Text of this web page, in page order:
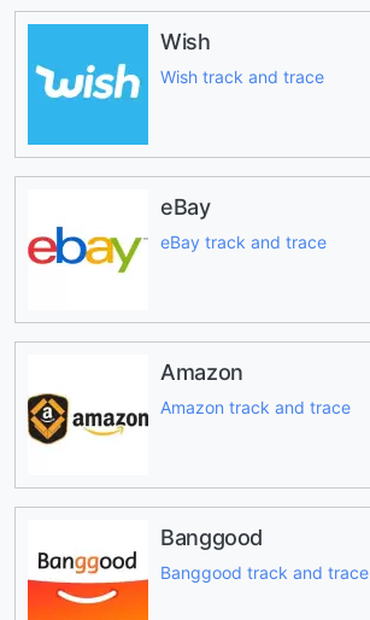
Wish
Wish track and trace
eBay
eBay track and trace
Amazon
Amazon track and trace
Banggood
Banggood track and trace